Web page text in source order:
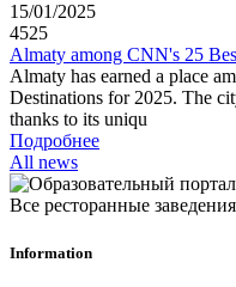
15/01/2025
4525
Almaty among CNN's 25
Almaty has earned a place
Destinations for 2025. The
thanks to its uniqu
Подробнее
All news
Все ресторанные
Information